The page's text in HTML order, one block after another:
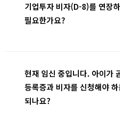
기업투자 비자(D-8)를 연장
필요한가요?
현재 임신 중입니다. 아이가
등록증과 비자를 신청해야
되나요?